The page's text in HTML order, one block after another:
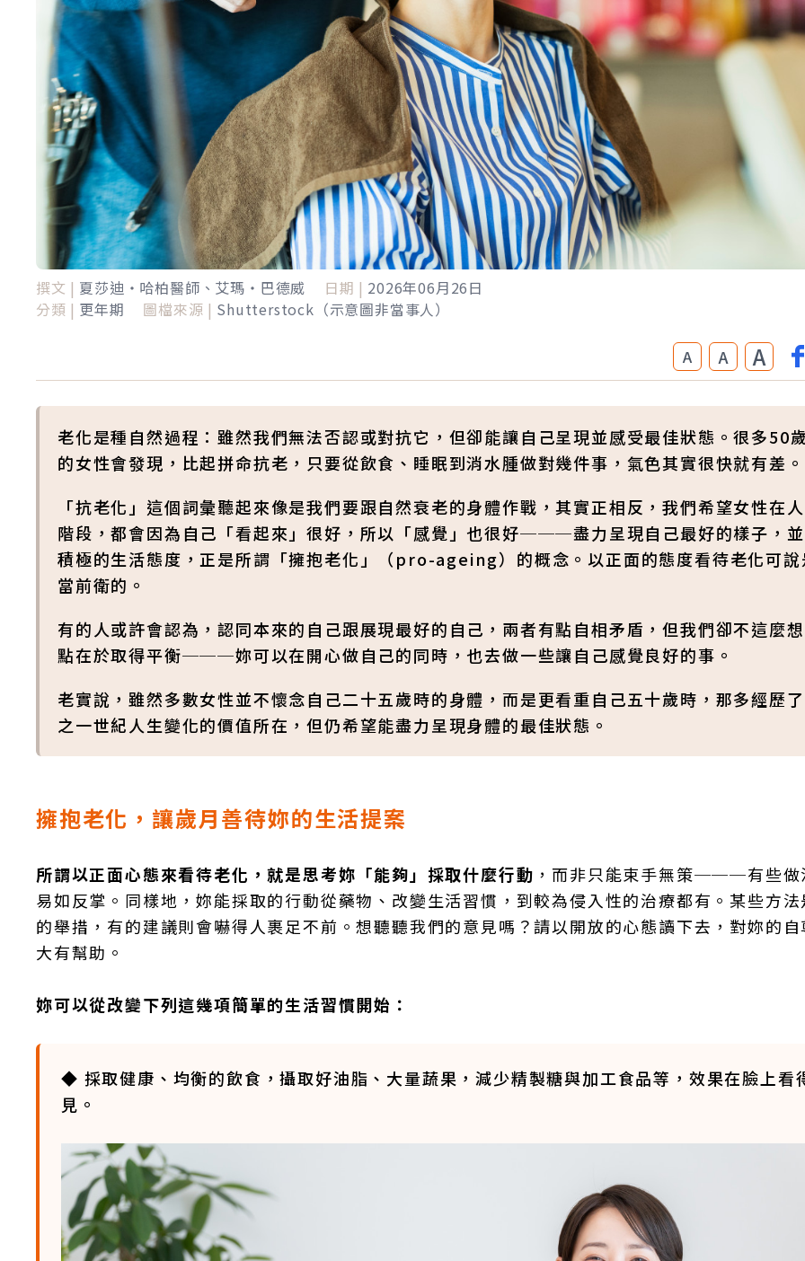
撰文 | 夏莎迪‧哈柏醫師、艾瑪‧巴德威 日期 | 2026年06月26日
分類 | 更年期 圖檔來源 | Shutterstock（示意圖非當事人）
A A A
老化是種自然過程：雖然我們無法否認或對抗它，但卻能讓自己呈現並感受最佳狀態。很多50
的女性會發現，比起拼命抗老，只要從飲食、睡眠到消水腫做對幾件事，氣色其實很快就有差。
「抗老化」這個詞彙聽起來像是我們要跟自然衰老的身體作戰，其實正相反，我們希望女性在
階段，都會因為自己「看起來」很好，所以「感覺」也很好───盡力呈現自己最好的樣子，
積極的生活態度，正是所謂「擁抱老化」（pro-ageing）的概念。以正面的態度看待老化可
當前衛的。
有的人或許會認為，認同本來的自己跟展現最好的自己，兩者有點自相矛盾，但我們卻不這麼
點在於取得平衡───妳可以在開心做自己的同時，也去做一些讓自己感覺良好的事。
老實說，雖然多數女性並不懷念自己二十五歲時的身體，而是更看重自己五十歲時，那多經歷
之一世紀人生變化的價值所在，但仍希望能盡力呈現身體的最佳狀態。
擁抱老化，讓歲月善待妳的生活提案
所謂以正面心態來看待老化，就是思考妳「能夠」採取什麼行動 ，而非只能束手無策───有些做
易如反掌。同樣地，妳能採取的行動從藥物、改變生活習慣，到較為侵入性的治療都有。某些方
的舉措，有的建議則會嚇得人裹足不前。想聽聽我們的意見嗎？請以開放的心態讀下去，對妳的
大有幫助。
妳可以從改變下列這幾項簡單的生活習慣開始：
◆ 採取健康、均衡的飲食，攝取好油脂、大量蔬果，減少精製糖與加工食品等，效果在臉上看
見。